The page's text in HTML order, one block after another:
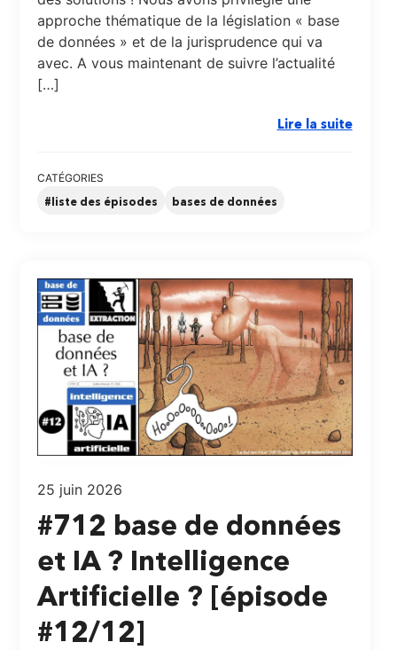
approche thématique de la législation « base
de données » et de la jurisprudence qui va
avec. A vous maintenant de suivre l’actualité
[…]
Lire la suite
CATÉGORIES
#liste des épisodes
bases de données
25 juin 2026
#712 base de données
et IA ? Intelligence
Artificielle ? [épisode
#12/12]